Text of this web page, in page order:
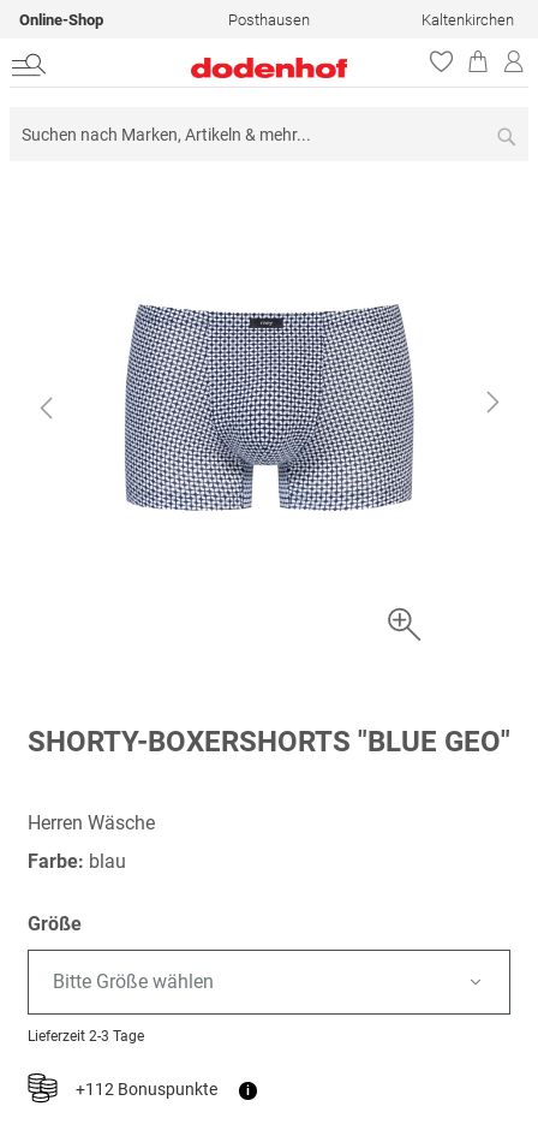
Online-Shop Posthausen Kaltenkirchen
Zum
Anfang
springen
SHORTY-BOXERSHORTS "BLUE GEO"
Herren Wäsche
Farbe: blau
Größe
Bitte Größe wählen
Lieferzeit 2-3 Tage
+112 Bonuspunkte i